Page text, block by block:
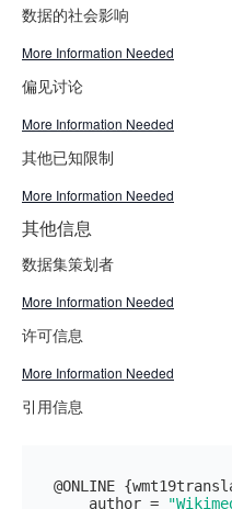
数据的社会影响
More Information Needed
偏见讨论
More Information Needed
其他已知限制
More Information Needed
其他信息
数据集策划者
More Information Needed
许可信息
More Information Needed
引用信息
@ONLINE
    author =